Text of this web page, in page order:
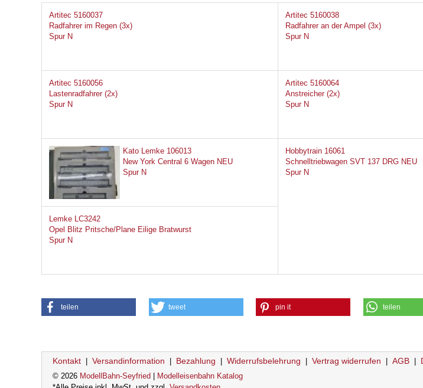
Artitec 5160037
Radfahrer im Regen (3x)
Spur N
Artitec 5160038
Radfahrer an der Ampel (3x)
Spur N
Artitec 5160056
Lastenradfahrer (2x)
Spur N
Artitec 5160064
Anstreicher (2x)
Spur N
Kato Lemke 106013
New York Central 6 Wagen NEU
Spur N
Hobbytrain 16061
Schnelltriebwagen SVT 137 DRG NEU
Spur N
Lemke LC3242
Opel Blitz Pritsche/Plane Eilige Bratwurst
Spur N
teilen tweet pin it teilen
Kontakt Versandinformation Bezahlung Widerrufsbelehrung Vertrag widerrufen AGB
© 2026 ModellBahn-Seyfried
Modelleisenbahn Katalog